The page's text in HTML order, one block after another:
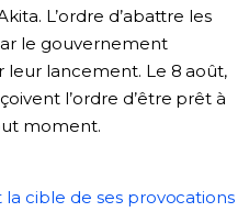
L’ordre d’abattre les
le gouvernement
leur lancement. Le 8 août,
l’ordre d’être prêt à
moment.
cible de ses provocations